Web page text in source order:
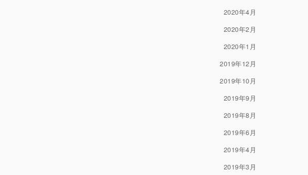
2020年4月
2020年2月
2020年1月
2019年12月
2019年10月
2019年9月
2019年8月
2019年6月
2019年4月
2019年3月